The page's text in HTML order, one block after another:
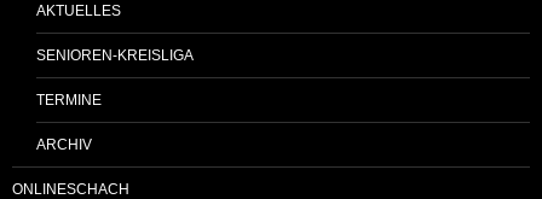
AKTUELLES
SENIOREN-KREISLIGA
TERMINE
ARCHIV
ONLINESCHACH